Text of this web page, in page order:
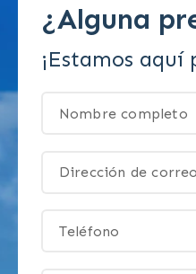
¿Alguna
¡Estamos aquí